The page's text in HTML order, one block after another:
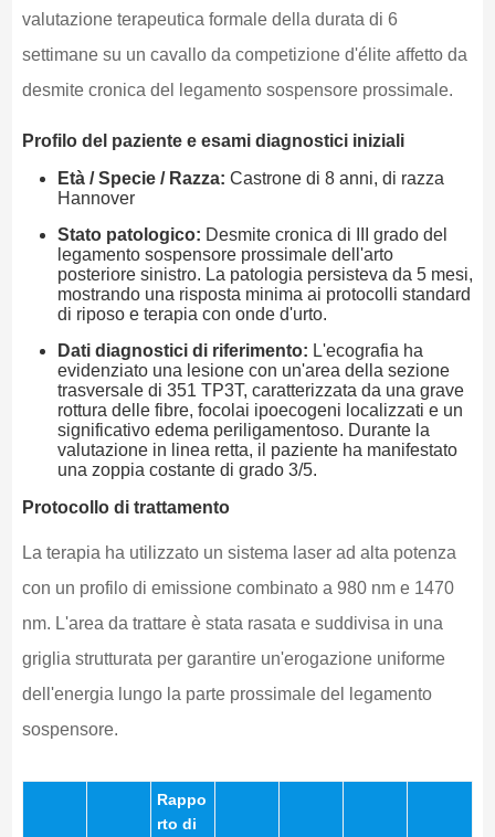
valutazione terapeutica formale della durata di 6
settimane su un cavallo da competizione d'élite affetto da
desmite cronica del legamento sospensore prossimale.
Profilo del paziente e esami diagnostici iniziali
Età / Specie / Razza: Castrone di 8 anni, di razza
Hannover
Stato patologico: Desmite cronica di III grado del
legamento sospensore prossimale dell'arto
posteriore sinistro. La patologia persisteva da 5 mesi,
mostrando una risposta minima ai protocolli standard
di riposo e terapia con onde d'urto.
Dati diagnostici di riferimento: L'ecografia ha
evidenziato una lesione con un'area della sezione
trasversale di 351 TP3T, caratterizzata da una grave
rottura delle fibre, focolai ipoecogeni localizzati e un
significativo edema periligamentoso. Durante la
valutazione in linea retta, il paziente ha manifestato
una zoppia costante di grado 3/5.
Protocollo di trattamento
La terapia ha utilizzato un sistema laser ad alta potenza
con un profilo di emissione combinato a 980 nm e 1470
nm. L'area da trattare è stata rasata e suddivisa in una
griglia strutturata per garantire un'erogazione uniforme
dell'energia lungo la parte prossimale del legamento
sospensore.
Rappo
rto di